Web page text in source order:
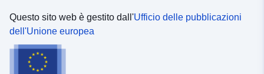
Questo sito web è gestito dall'Ufficio delle pubblicazioni
dell'Unione europea